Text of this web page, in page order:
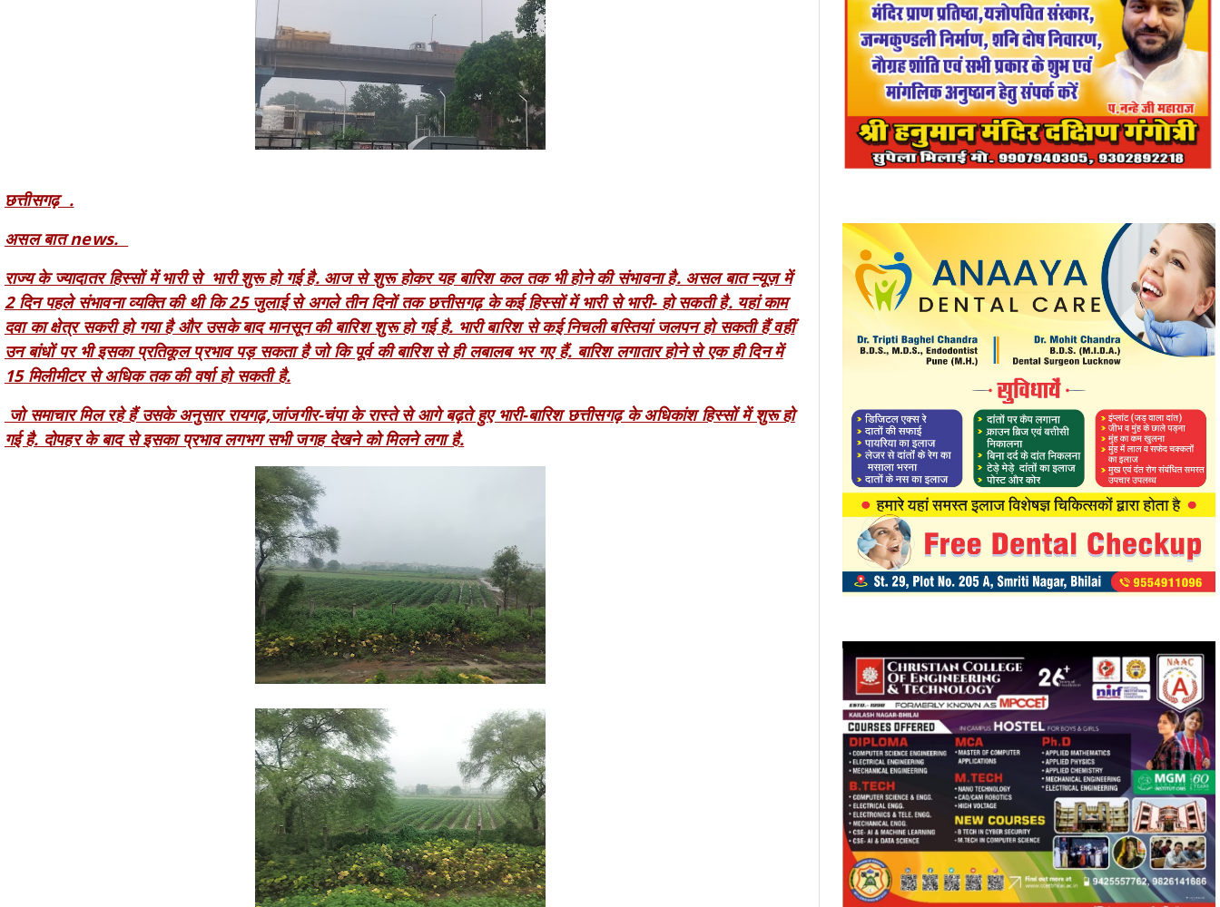
छत्तीसगढ़ .
असल बात news.
राज्य के ज्यादातर हिस्सों में भारी से भारी शुरू हो गई है. आज से शुरू होकर यह बारिश कल तक भी होने की संभावना है. असल बात न्यूज़ में
2 दिन पहले संभावना व्यक्ति की थी कि 25 जुलाई से अगले तीन दिनों तक छत्तीसगढ़ के कई हिस्सों में भारी से भारी- हो सकती है. यहां काम
दवा का क्षेत्र सकरी हो गया है और उसके बाद मानसून की बारिश शुरू हो गई है. भारी बारिश से कई निचली बस्तियां जलपन हो सकती हैं वहीं
उन बांधों पर भी इसका प्रतिकूल प्रभाव पड़ सकता है जो कि पूर्व की बारिश से ही लबालब भर गए हैं. बारिश लगातार होने से एक ही दिन में
15 मिलीमीटर से अधिक तक की वर्षा हो सकती है.
जो समाचार मिल रहे हैं उसके अनुसार रायगढ़,जांजगीर-चंपा के रास्ते से आगे बढ़ते हुए भारी-बारिश छत्तीसगढ़ के अधिकांश हिस्सों में शुरू हो
गई है. दोपहर के बाद से इसका प्रभाव लगभग सभी जगह देखने को मिलने लगा है.